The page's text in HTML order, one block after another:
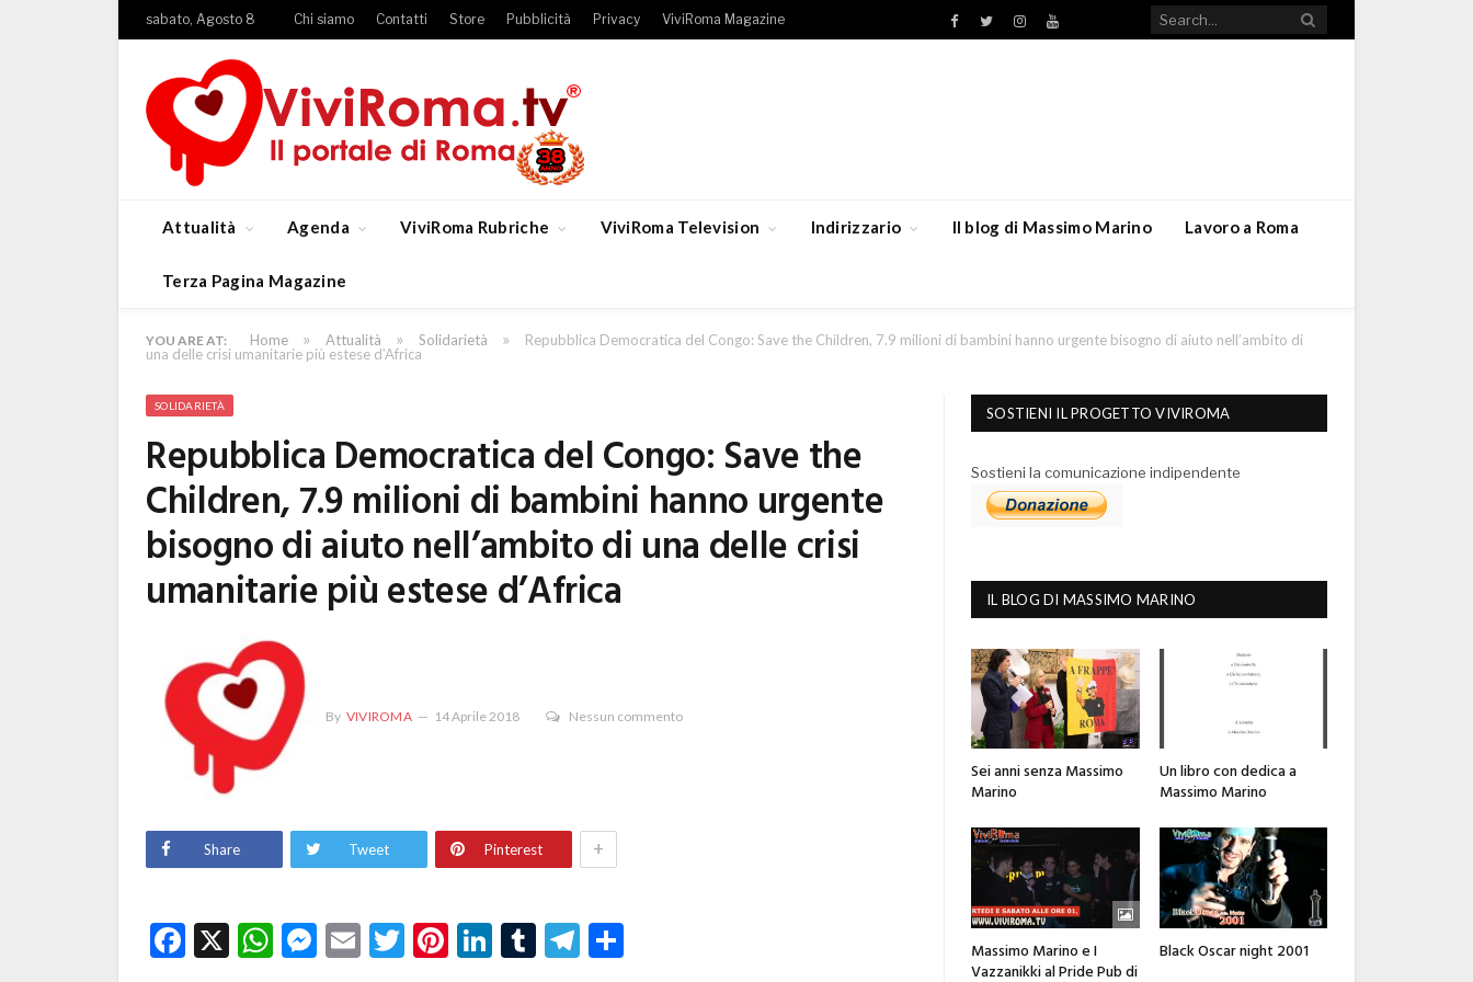
sabato, Agosto 8 Chi siamo Contatti Store Pubblicità Privacy ViviRoma Magazine Facebook
TwitterInstagramYouTube
Attualità Agenda ViviRoma Rubriche ViviRoma Television Indirizzario Il blog di Massimo Marino Lavoro a Roma
Terza Pagina Magazine
YOU ARE AT: Home » Attualità » Solidarietà »
Repubblica Democratica del Congo: Save the Children, 7.9 milioni di bambini hanno urgente bisogno di aiuto nell’ambito di
una delle crisi umanitarie più estese d’Africa
SOLIDARIETÀ
Repubblica Democratica del Congo: Save the
Children, 7.9 milioni di bambini hanno urgente
bisogno di aiuto nell’ambito di una delle crisi
umanitarie più estese d’Africa
By VIVIROMA 14 Aprile 2018 Nessun commento
Share Tweet Pinterest +
Facebook
X WhatsApp
Messenger
EmailTwitter
Pinterest
LinkedIn
TumblrTelegram
SOSTIENI IL PROGETTO VIVIROMA
Sostieni la comunicazione indipendente
IL BLOG DI MASSIMO MARINO
Sei anni senza Massimo
Marino
Un libro con dedica a
Massimo Marino
Massimo Marino e I
Vazzanikki al Pride Pub di
Black Oscar night 2001